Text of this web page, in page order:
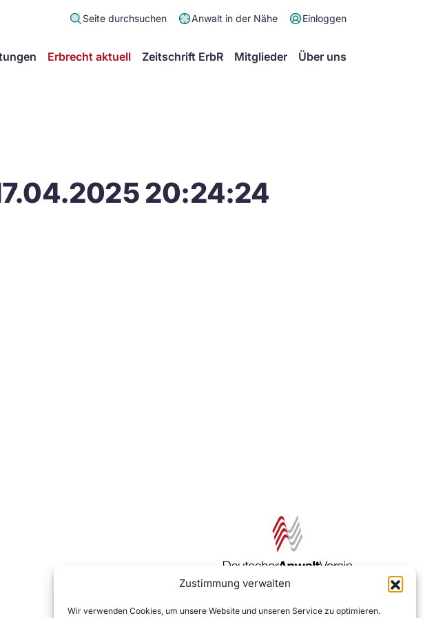
Zustimmung verwalten
Wir verwenden Cookies, um unsere Website und unseren Service zu optimieren.
Seite durchsuchen Anwalt in der Nähe Einloggen
Erbrecht aktuell Zeitschrift ErbR Mitglieder Über uns
20:24:24
Zur DAV Webseite